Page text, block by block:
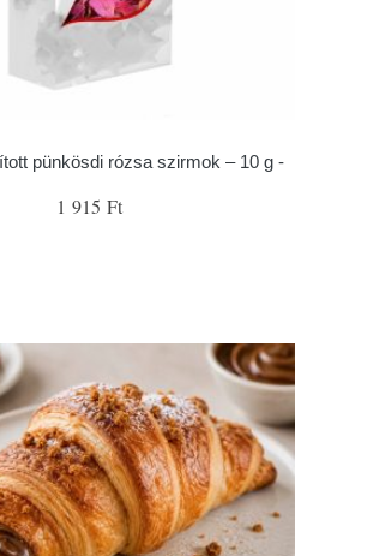
pünkösdi rózsa szirmok – 10 g -
1 915 Ft